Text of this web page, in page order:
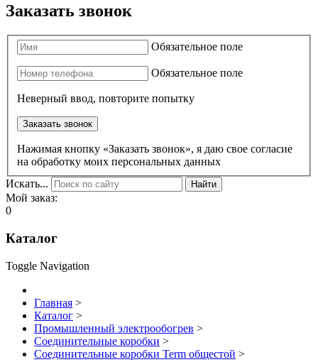
Заказать звонок
Обязательное поле
Обязательное поле
Неверный ввод, повторите попытку
Заказать звонок
Нажимая кнопку «Заказать звонок», я даю свое согласие
на обработку моих персональных данных
Искать...
Найти
Мой заказ:
0
Каталог
Toggle Navigation
Главная >
Каталог >
Промышленный электрообогрев >
Соединительные коробки >
Соединительные коробки Term общестой >